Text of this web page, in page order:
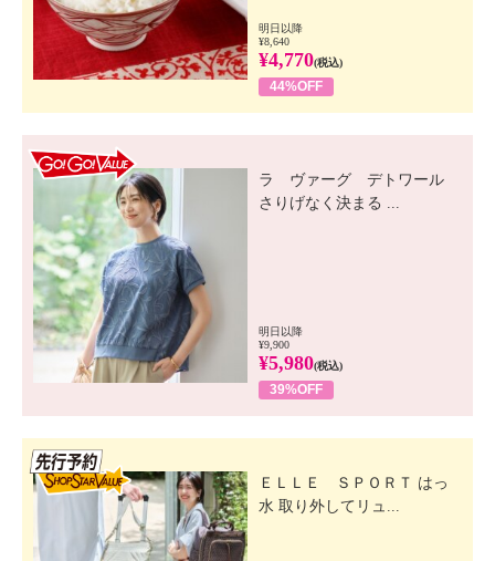
明日以降
¥8,640
¥4,770(税込)
44%OFF
ラ ヴァーグ デトワール
さりげなく決まる ...
明日以降
¥9,900
¥5,980(税込)
39%OFF
ＥＬＬＥ ＳＰＯＲＴ はっ
水 取り外してリュ...